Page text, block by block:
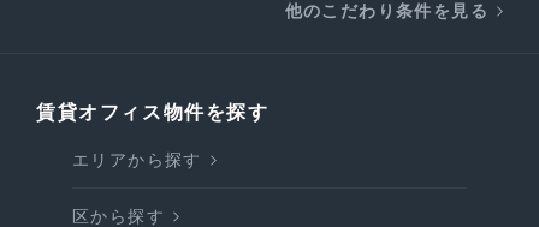
他のこだわり条件を見る
賃貸オフィス物件を探す
エリアから探す
区から探す